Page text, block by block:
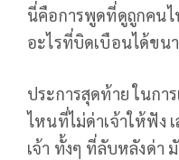
นี่คือการพูดที่ดูถูกคน
อะไรที่บิดเบือนได้ขน
ประการสุดท้าย ในกา
ไหนที่ไม่ด่าเจ้าให้ฟัง
เจ้า ทั้งๆ ที่ลับหลังด่า